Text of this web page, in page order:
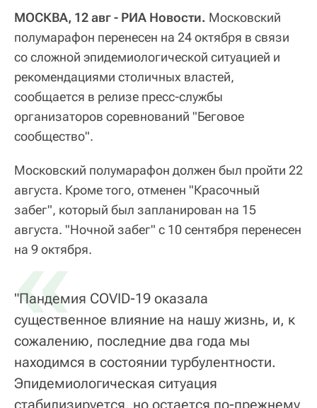
МОСКВА, 12 авг - РИА Новости. Московский
полумарафон перенесен на 24 октября в связи
со сложной эпидемиологической ситуацией и
рекомендациями столичных властей,
сообщается в релизе пресс-службы
организаторов соревнований "Беговое
сообщество".
Московский полумарафон должен был пройти 22
августа. Кроме того, отменен "Красочный
забег", который был запланирован на 15
августа. "Ночной забег" с 10 сентября перенесен
на 9 октября.
«
"Пандемия COVID-19 оказала
существенное влияние на нашу жизнь, и, к
сожалению, последние два года мы
находимся в состоянии турбулентности.
Эпидемиологическая ситуация
стабилизируется, но остается по-прежнему